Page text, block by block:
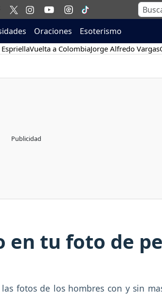
Oraciones Esoterismo
Vuelta a ColombiaJorge Alfredo Vargas
en tu foto de
fotos de los hombres con y sin